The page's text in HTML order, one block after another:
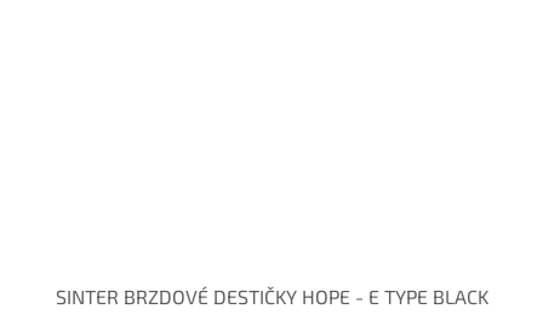
SINTER BRZDOVÉ DESTIČKY HOPE - E TYPE BLACK